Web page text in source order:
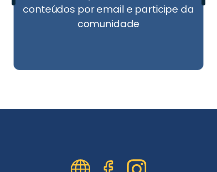
conteúdos por email e participe da
comunidade